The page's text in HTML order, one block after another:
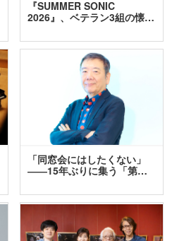
『SUMMER SONIC
2026』、ベテラン3組の懐…
「同窓会にはしたくない」
――15年ぶりに集う「第…